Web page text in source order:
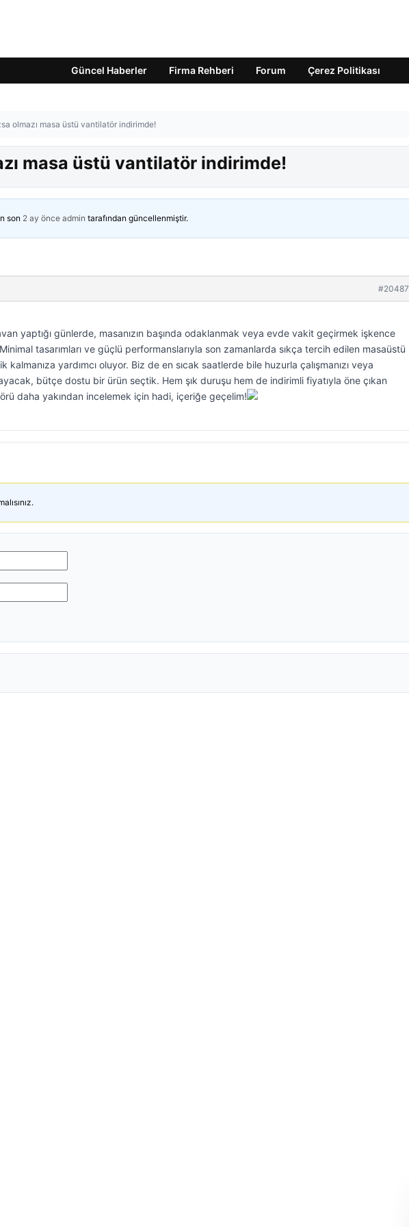
Güncel Haberler Firma Rehberi Forum Çerez Politikası
olmazı masa üstü vantilatör indirimde!
masa üstü vantilatör indirimde!
son 2 ay önce admin tarafından güncellenmiştir.
#20487
yaptığı günlerde, masanızın başında odaklanmak veya evde vakit geçirmek işkence
tasarımları ve güçlü performanslarıyla son zamanlarda sıkça tercih edilen masaüstü
kalmanıza yardımcı oluyor. Biz de en sıcak saatlerde bile huzurla çalışmanızı veya
bütçe dostu bir ürün seçtik. Hem şık duruşu hem de indirimli fiyatıyla öne çıkan
daha yakından incelemek için hadi, içeriğe geçelim!